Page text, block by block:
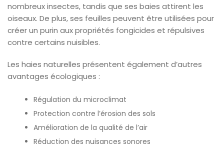
nombreux insectes, tandis que ses baies attirent les
oiseaux. De plus, ses feuilles peuvent être utilisées pour
créer un purin aux propriétés fongicides et répulsives
contre certains nuisibles.
Les haies naturelles présentent également d’autres
avantages écologiques :
Régulation du microclimat
Protection contre l’érosion des sols
Amélioration de la qualité de l’air
Réduction des nuisances sonores